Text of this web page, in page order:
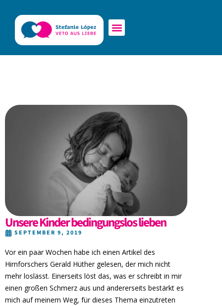
Unsere Kinder bedingungslos lieben
SEPTEMBER 9, 2019
Vor ein paar Wochen habe ich einen Artikel des
Hirnforschers Gerald Hüther gelesen, der mich nicht
mehr loslässt. Einerseits löst das, was er schreibt in mir
einen großen Schmerz aus und andererseits bestärkt es
mich auf meinem Weg, für dieses Thema einzutreten